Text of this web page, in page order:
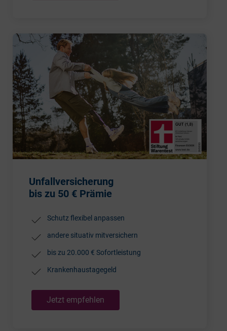
Unfallversicherung
bis zu 50 € Prämie
Schutz flexibel anpassen
andere situativ mitversichern
bis zu 20.000 € Sofortleistung
Krankenhaustagegeld
Jetzt empfehlen